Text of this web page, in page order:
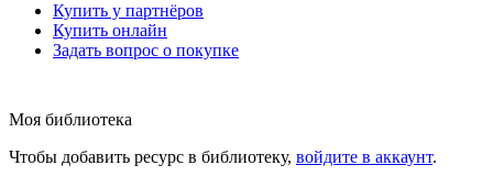
Купить у партнёров
Купить онлайн
Задать вопрос о покупке
Моя библиотека
Чтобы добавить ресурс в библиотеку, войдите в аккаунт.